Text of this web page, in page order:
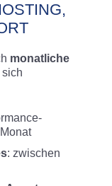
monatliche
: zwischen